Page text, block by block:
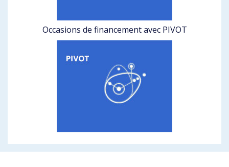
Occasions de financement avec PIVOT